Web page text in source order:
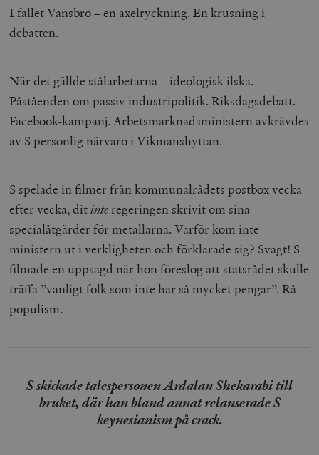
I fallet Vansbro – en axelryckning. En krusning i
debatten.
När det gällde stålarbetarna – ideologisk ilska.
Påståenden om passiv industripolitik. Riksdagsdebatt.
Facebook-kampanj. Arbetsmarknadsministern avkrävdes
av S personlig närvaro i Vikmanshyttan.
S spelade in filmer från kommunalrådets postbox vecka
efter vecka, ditinteregeringen skrivit om sina
specialåtgärder för metallarna. Varför kom inte
ministern ut i verkligheten och förklarade sig? Svagt! S
filmade en uppsagd när hon föreslog att statsrådet skulle
träffa ”vanligt folk som inte har så mycket pengar”. Rå
populism.
S skickade talespersonen Ardalan Shekarabi till
bruket, där han bland annat relanserade S
keynesianism på crack.